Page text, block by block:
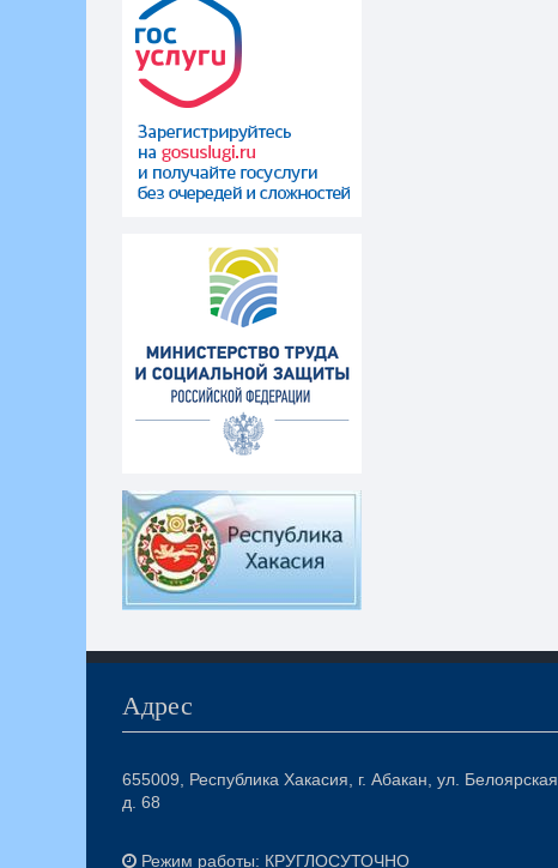
Адрес
655009, Республика Хакасия, г. Абакан, ул. Белоярская,
д. 68
Режим работы: КРУГЛОСУТОЧНО